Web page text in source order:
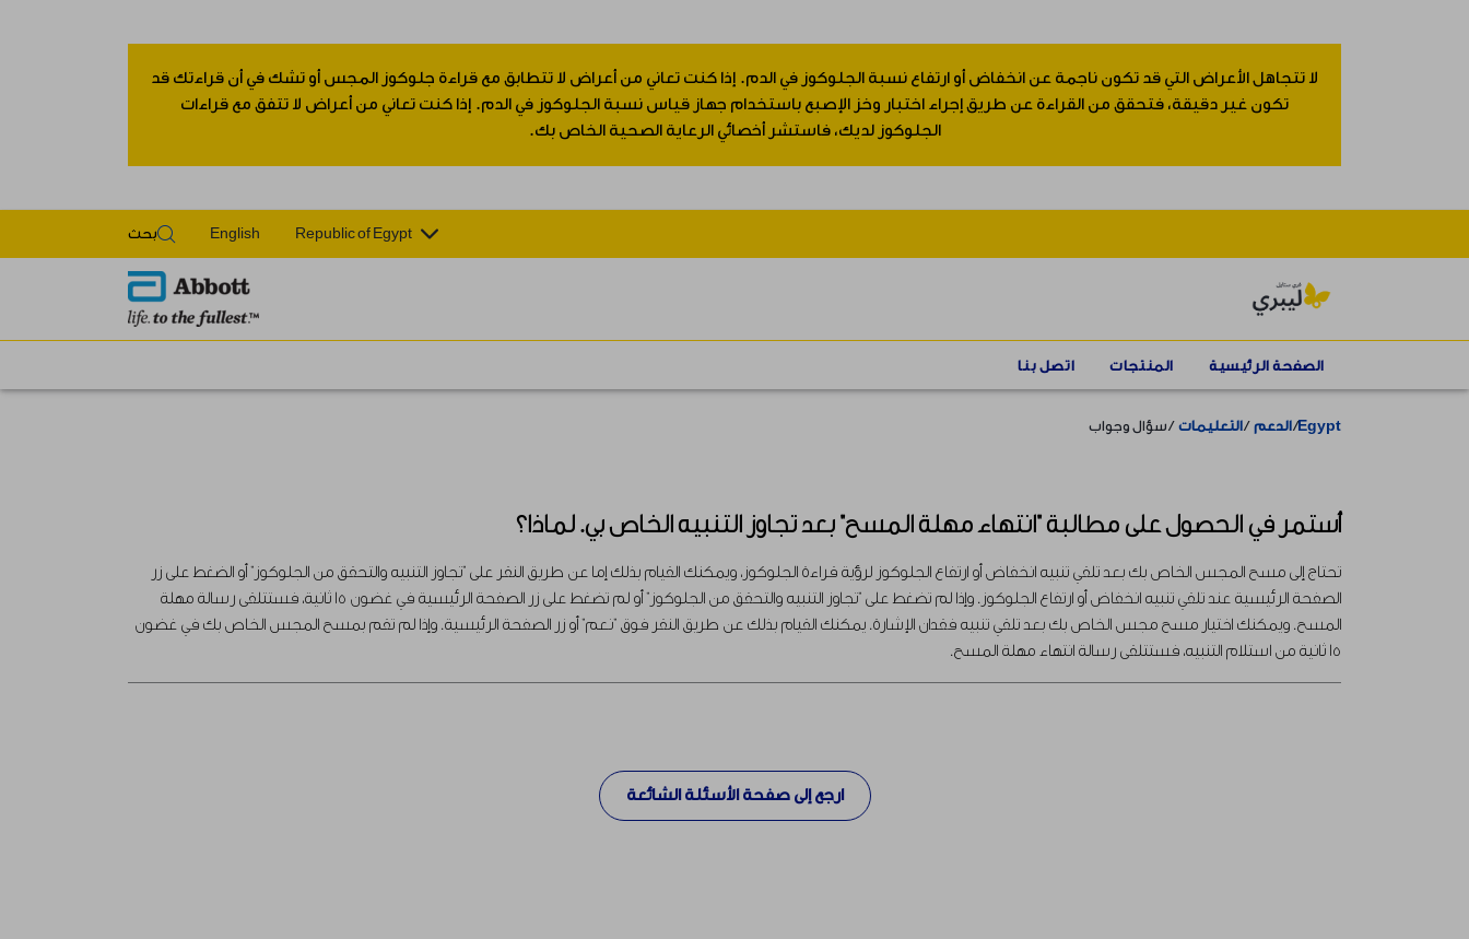
لا تتجاهل الأعراض التي قد تكون ناجمة عن انخفاض أو ارتفاع نسبة الجلوكوز في الدم. إذا كنت تعاني من أعراض لا تتطابق مع قراءة جلوكوز المجس أو تشك في أن قراءتك قد
تكون غير دقيقة، فتحقق من القراءة عن طريق إجراء اختبار وخز الإصبع باستخدام جهاز قياس نسبة الجلوكوز في الدم. إذا كنت تعاني من أعراض لا تتفق مع قراءات
الجلوكوز لديك، فاستشر أخصائي الرعاية الصحية الخاص بك.
Republic of Egypt
English بحث
الصفحة الرئيسية المنتجات اتصل بنا
Egypt الدعم التعليمات سؤال وجواب
أستمر في الحصول على مطالبة "انتهاء مهلة المسح" بعد تجاوز التنبيه الخاص بي. لماذا؟
تحتاج إلى مسح المجس الخاص بك بعد تلقي تنبيه انخفاض أو ارتفاع الجلوكوز لرؤية قراءة الجلوكوز، ويمكنك القيام بذلك إما عن طريق النقر على "تجاوز التنبيه والتحقق من الجلوكوز" أو الضغط على زر
الصفحة الرئيسية عند تلقي تنبيه انخفاض أو ارتفاع الجلوكوز. وإذا لم تضغط على "تجاوز التنبيه والتحقق من الجلوكوز" أو لم تضغط على زر الصفحة الرئيسية في غضون 15 ثانية، فستتلقى رسالة مهلة
المسح. ويمكنك اختيار مسح مجس الخاص بك بعد تلقي تنبيه فقدان الإشارة. يمكنك القيام بذلك عن طريق النقر فوق "نعم" أو زر الصفحة الرئيسية. وإذا لم تقم بمسح المجس الخاص بك في غضون
15 ثانية من استلام التنبيه، فستتلقى رسالة انتهاء مهلة المسح.
ارجع إلى صفحة الأسئلة الشائعة